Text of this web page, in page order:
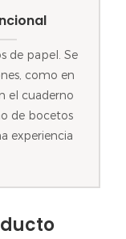
de papel. Se
como en
el cuaderno
de bocetos
experiencia